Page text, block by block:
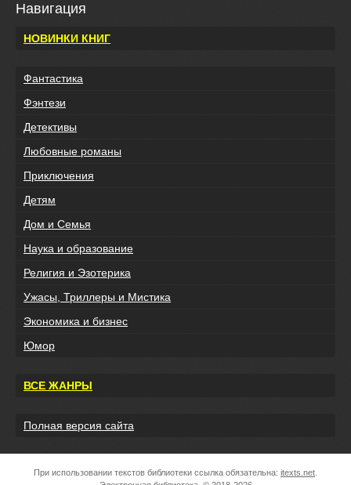
Навигация
НОВИНКИ КНИГ
Фантастика
Фэнтези
Детективы
Любовные романы
Приключения
Детям
Дом и Семья
Наука и образование
Религия и Эзотерика
Ужасы, Триллеры и Мистика
Экономика и бизнес
Юмор
ВСЕ ЖАНРЫ
Полная версия сайта
При использовании текстов библиотеки ссылка обязательна: itexts.net